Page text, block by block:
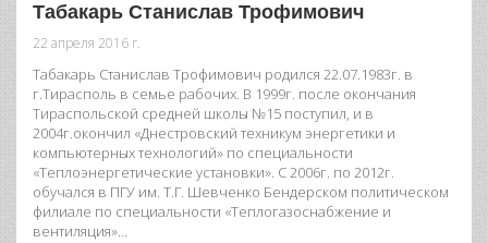
Табакарь Станислав Трофимович
22 апреля 2016 г.
Табакарь Станислав Трофимович родился 22.07.1983г. в
г.Тирасполь в семье рабочих. В 1999г. после окончания
Тираспольской средней школы №15 поступил, и в
2004г.окончил «Днестровский техникум энергетики и
компьютерных технологий» по специальности
«Теплоэнергетические установки». С 2006г. по 2012г.
обучался в ПГУ им. Т.Г. Шевченко Бендерском политическом
филиале по специальности «Теплогазоснабжение и
вентиляция»…